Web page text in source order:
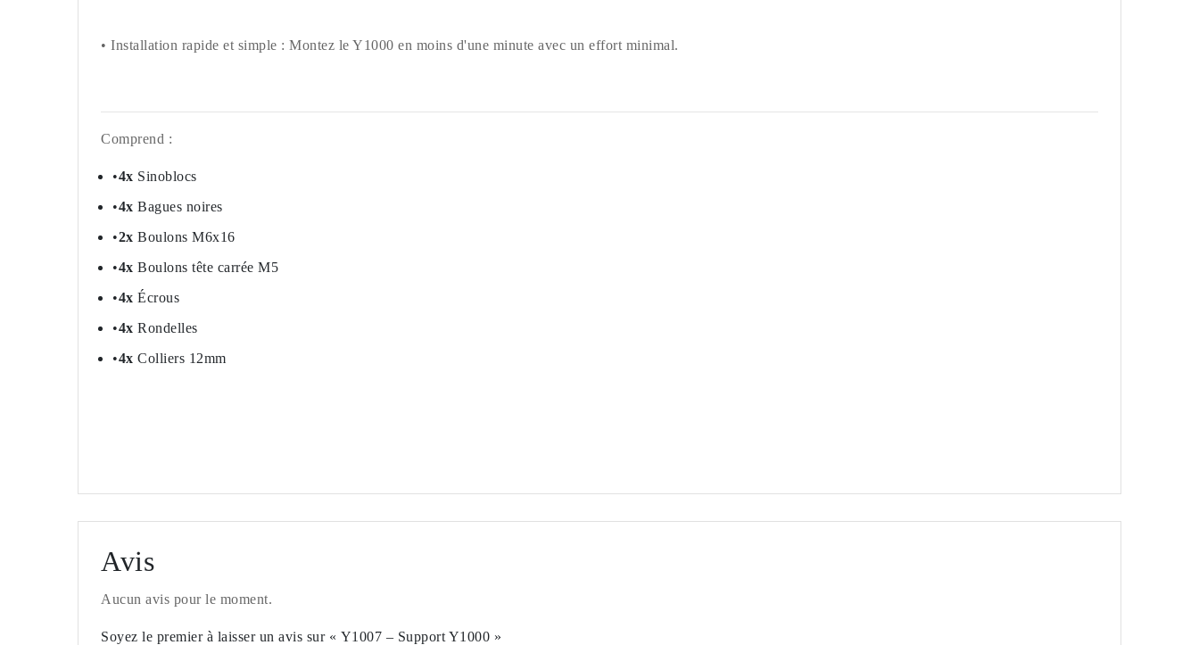
• Installation rapide et simple : Montez le Y1000 en moins d'une minute avec un effort minimal.
Comprend :
•4x Sinoblocs
•4x Bagues noires
•2x Boulons M6x16
•4x Boulons tête carrée M5
•4x Écrous
•4x Rondelles
•4x Colliers 12mm
Avis
Aucun avis pour le moment.
Soyez le premier à laisser un avis sur « Y1007 – Support Y1000 »